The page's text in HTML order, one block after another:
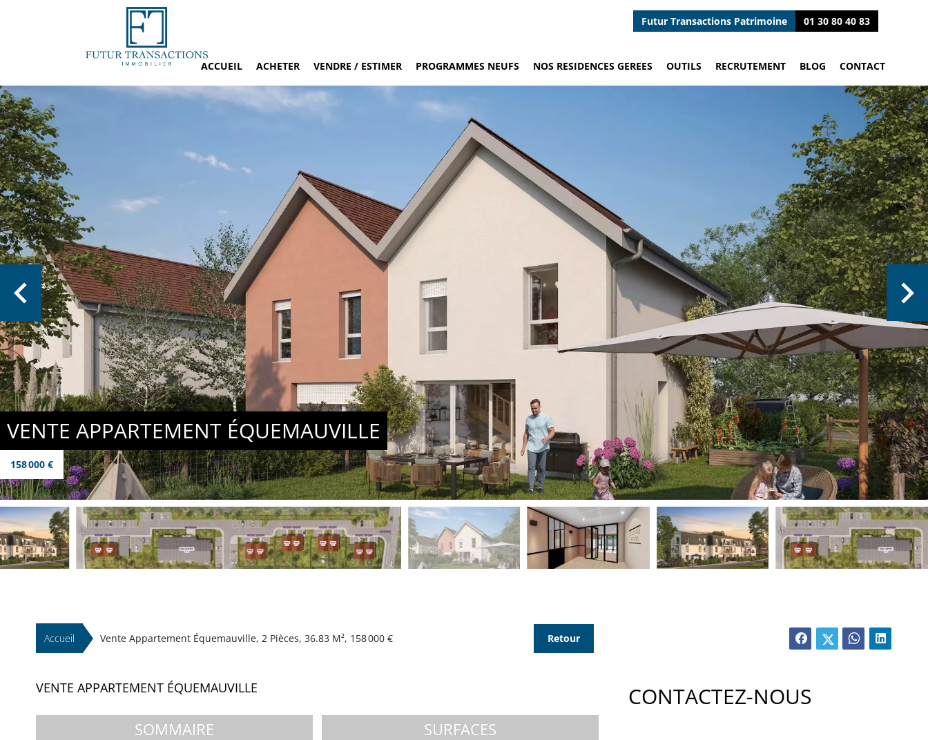
Futur Transactions Patrimoine 01 30 80 40 83
ACCUEIL ACHETER VENDRE / ESTIMER PROGRAMMES NEUFS NOS RESIDENCES GEREES OUTILS RECRUTEMENT BLOG CONTACT
VENTE APPARTEMENT ÉQUEMAUVILLE
158 000 €
Accueil Vente Appartement Équemauville, 2 Pièces, 36.83 M², 158 000 € Retour
VENTE APPARTEMENT ÉQUEMAUVILLE
SOMMAIRE SURFACES
CONTACTEZ-NOUS